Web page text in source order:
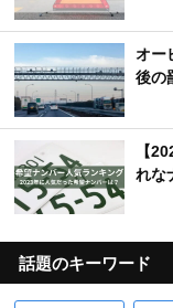
オー
後の
【
れな
話題のキーワード